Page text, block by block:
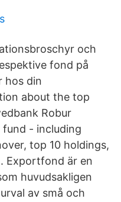
och
fond på
hos din
about the top
Robur
- including
top 10 holdings,
Exportfond är en
huvudsakligen
av små och